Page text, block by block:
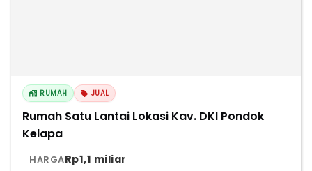
RUMAH JUAL
Rumah Satu Lantai Lokasi Kav. DKI Pondok
Kelapa
HARGARp1,1 miliar